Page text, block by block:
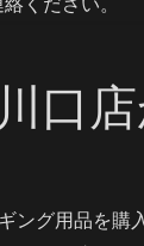
ください。
口店
ング用品を購